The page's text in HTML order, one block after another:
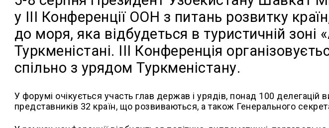
у III Конференції ООН з питань розвитку
до моря,яка відбудеться в туристичній зоні
Туркменістані. III Конференція
спільно з урядом Туркменістану.
У форумі очікується участь глав держав і урядів, понад 100 делегацій
представників 32 країн, що розвиваються, а також Генерального